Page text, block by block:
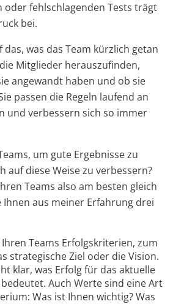
oder fehlschlagenden Tests trägt
bei.
das, was das Team kürzlich getan
Mitglieder herauszufinden,
angewandt haben und ob sie
passen die Regeln laufend an
und verbessern sich so immer
um gute Ergebnisse zu
auf diese Weise zu verbessern?
Teams also am besten gleich
Ihnen aus meiner Erfahrung drei
Ihren Teams Erfolgskriterien, zum
strategische Ziel oder die Vision.
klar, was Erfolg für das aktuelle
Auch Werte sind eine Art
Was ist Ihnen wichtig? Was